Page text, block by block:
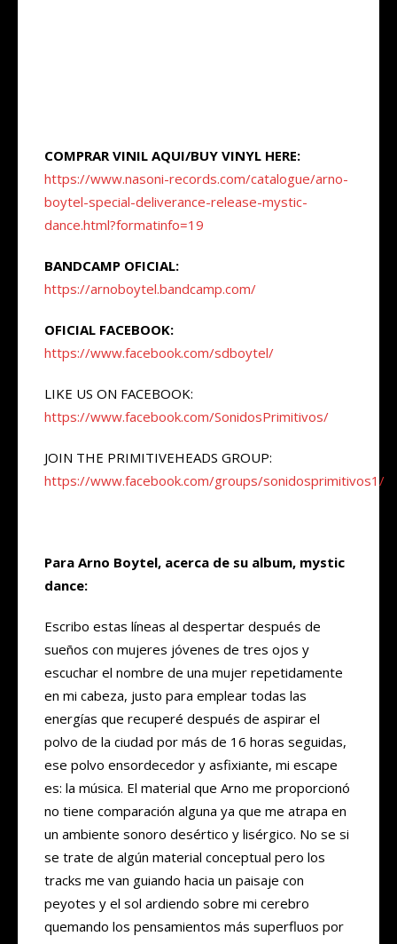
COMPRAR VINIL AQUI/BUY VINYL HERE:
https://www.nasoni-records.com/catalogue/arno-
boytel-special-deliverance-release-mystic-
dance.html?formatinfo=19
BANDCAMP OFICIAL:
https://arnoboytel.bandcamp.com/
OFICIAL FACEBOOK:
https://www.facebook.com/sdboytel/
LIKE US ON FACEBOOK:
https://www.facebook.com/SonidosPrimitivos/
JOIN THE PRIMITIVEHEADS GROUP:
https://www.facebook.com/groups/sonidosprimitivos1/
Para Arno Boytel, acerca de su album, mystic
dance:
Escribo estas líneas al despertar después de
sueños con mujeres jóvenes de tres ojos y
escuchar el nombre de una mujer repetidamente
en mi cabeza, justo para emplear todas las
energías que recuperé después de aspirar el
polvo de la ciudad por más de 16 horas seguidas,
ese polvo ensordecedor y asfixiante, mi escape
es: la música. El material que Arno me proporcionó
no tiene comparación alguna ya que me atrapa en
un ambiente sonoro desértico y lisérgico. No se si
se trate de algún material conceptual pero los
tracks me van guiando hacia un paisaje con
peyotes y el sol ardiendo sobre mi cerebro
quemando los pensamientos más superfluos por